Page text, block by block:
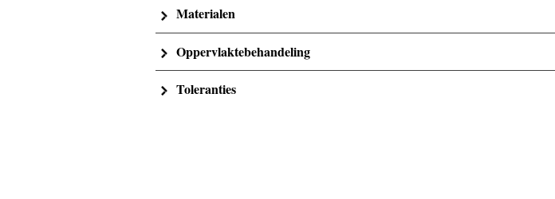
Materialen
Oppervlaktebehandeling
Toleranties